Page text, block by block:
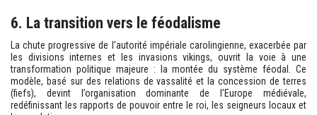
6. La transition vers le féodalisme
La chute progressive de l’autorité impériale carolingienne, exacerbée par
les divisions internes et les invasions vikings, ouvrit la voie à une
transformation politique majeure : la montée du système féodal. Ce
modèle, basé sur des relations de vassalité et la concession de terres
(fiefs), devint l’organisation dominante de l’Europe médiévale,
redéfinissant les rapports de pouvoir entre le roi, les seigneurs locaux et